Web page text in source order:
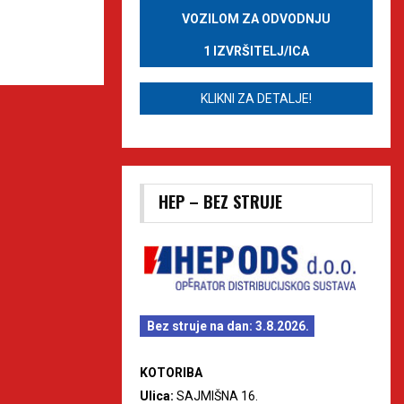
VOZILOM ZA ODVODNJU
1 IZVRŠITELJ/ICA
KLIKNI ZA DETALJE!
HEP – BEZ STRUJE
Bez struje na dan: 3.8.2026.
KOTORIBA
Ulica: SAJMIŠNA 16.